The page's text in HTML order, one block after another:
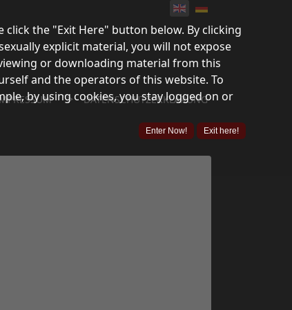
"> DATENSCHUTZERKLÄRUNG
the "Exit Here" button below. By clicking
explicit material, you will not expose
or downloading material from this
and the operators of this website. To
by using cookies, you stay logged on or
Enter Now! Exit here!